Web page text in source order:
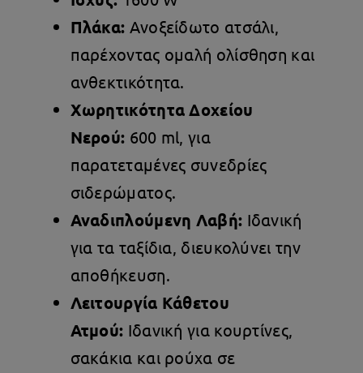
Πλάκα: Ανοξείδωτο ατσάλι,
παρέχοντας ομαλή ολίσθηση και
ανθεκτικότητα.
Χωρητικότητα Δοχείου
Νερού: 600 ml, για
παρατεταμένες συνεδρίες
σιδερώματος.
Αναδιπλούμενη Λαβή: Ιδανική
για τα ταξίδια, διευκολύνει την
αποθήκευση.
Λειτουργία Κάθετου
Ατμού: Ιδανική για κουρτίνες,
σακάκια και ρούχα σε